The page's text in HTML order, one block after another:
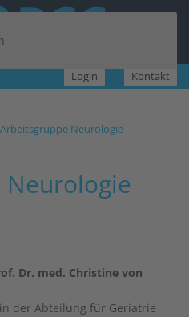
Login Kontakt
Arbeitsgruppe Neurologie
Dr. med. Christine von
der Abteilung für Geriatrie